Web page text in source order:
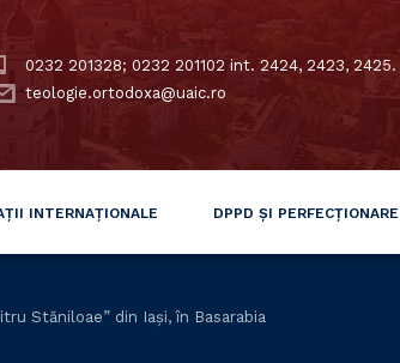
0232 201328; 0232 201102 int. 2424, 2423, 2425.
teologie.ortodoxa@uaic.ro
INTERNAȚIONALE DPPD ȘI PERFECȚIONARE
Stăniloae” din Iași, în Basarabia